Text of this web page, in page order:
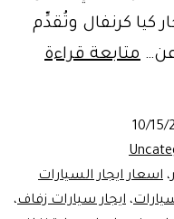
كيا كرنفال وتُقدِّم
عن… متابعة قراءة
كيا
10/15/
، اسعار ايجار السيارات
، ايجار سيارات زفاف،